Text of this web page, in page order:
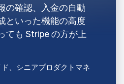
の確認、入金の自動
といった機能の高度
ても Stripe の方が上
、シニアプロダクトマネ